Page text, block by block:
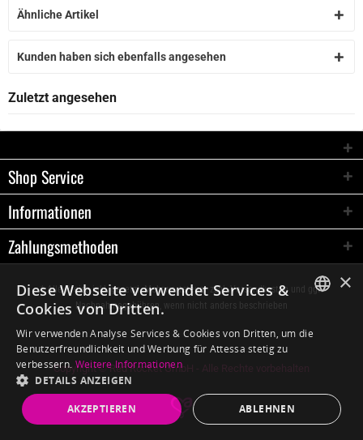
Ähnliche Artikel
Kunden haben sich ebenfalls angesehen
Zuletzt angesehen
Shop Service
Informationen
Zahlungsmethoden
* Alle Preise inkl. gesetzl. Mehrwertsteuer zzgl.Versandkostenund ggf.
Nachnahmegebühren, wenn nicht anders beschrieben
Copyright © Red Rocket GmbH - Alle Rechte vorbehalten
×
Diese Webseite verwendet Services &
Cookies von Dritten.
Wir verwenden Analyse Services & Cookies von Dritten, um die
Benutzerfreundlichkeit und Werbung für Attessa stetig zu
verbessern. Weitere Informationen
DETAILS ANZEIGEN
AKZEPTIEREN ABLEHNEN